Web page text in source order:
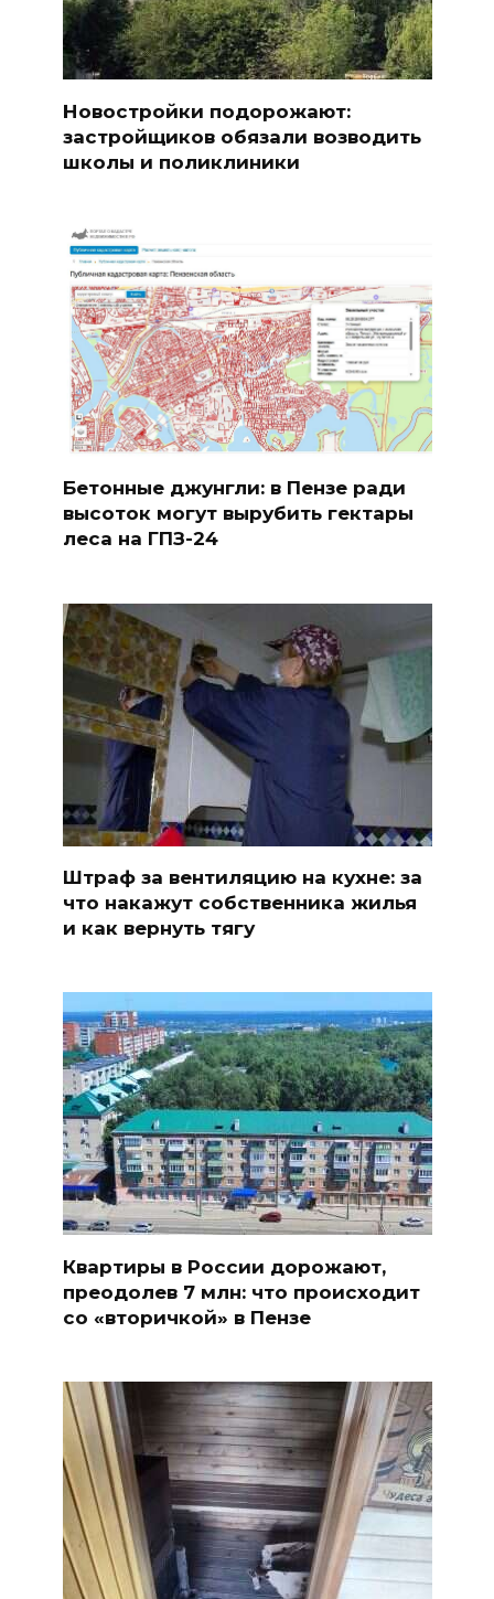
Новостройки подорожают:
застройщиков обязали возводить
школы и поликлиники
Бетонные джунгли: в Пензе ради
высоток могут вырубить гектары
леса на ГПЗ-24
Штраф за вентиляцию на кухне: за
что накажут собственника жилья
и как вернуть тягу
Квартиры в России дорожают,
преодолев 7 млн: что происходит
со «вторичкой» в Пензе